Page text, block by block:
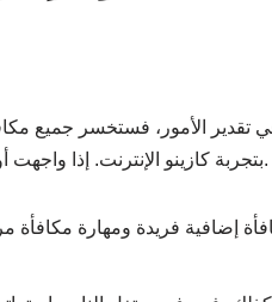
تقدير الأمور، فستخسر جميع
بتجربة كازينو الإنترنت.إذا واجهت أو تعرف مشكلة في اللعب وتريد المساعدة، فاتصل بلاعب الكازينو.